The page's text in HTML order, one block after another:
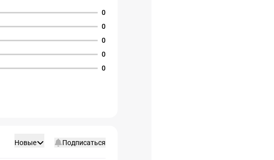
0
0
0
0
0
Новые Подписаться